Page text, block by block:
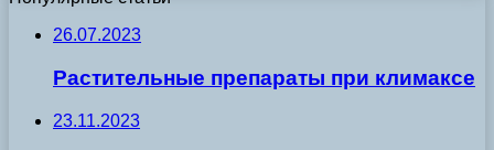
26.07.2023
Растительные препараты при климаксе
23.11.2023